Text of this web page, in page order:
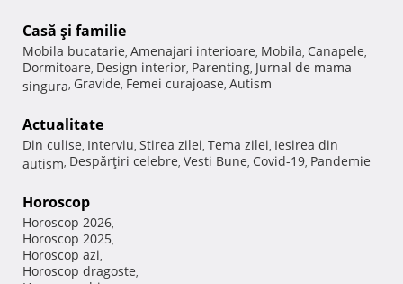
Casă şi familie
Mobila bucatarie, Amenajari interioare, Mobila, Canapele,
Dormitoare, Design interior, Parenting, Jurnal de mama
singura, Gravide, Femei curajoase, Autism
Actualitate
Din culise, Interviu, Stirea zilei, Tema zilei, Iesirea din
autism, Despărţiri celebre, Vesti Bune, Covid-19, Pandemie
Horoscop
Horoscop 2026,
Horoscop 2025,
Horoscop azi,
Horoscop dragoste,